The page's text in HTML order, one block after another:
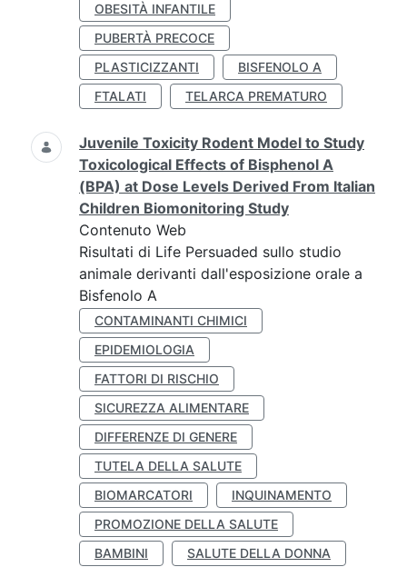
OBESITÀ INFANTILE
PUBERTÀ PRECOCE
PLASTICIZZANTI
BISFENOLO A
FTALATI
TELARCA PREMATURO
Juvenile Toxicity Rodent Model to Study
Toxicological Effects of Bisphenol A
(BPA) at Dose Levels Derived From Italian
Children Biomonitoring Study
Contenuto Web
Risultati di Life Persuaded sullo studio
animale derivanti dall'esposizione orale a
Bisfenolo A
CONTAMINANTI CHIMICI
EPIDEMIOLOGIA
FATTORI DI RISCHIO
SICUREZZA ALIMENTARE
DIFFERENZE DI GENERE
TUTELA DELLA SALUTE
BIOMARCATORI
INQUINAMENTO
PROMOZIONE DELLA SALUTE
BAMBINI
SALUTE DELLA DONNA